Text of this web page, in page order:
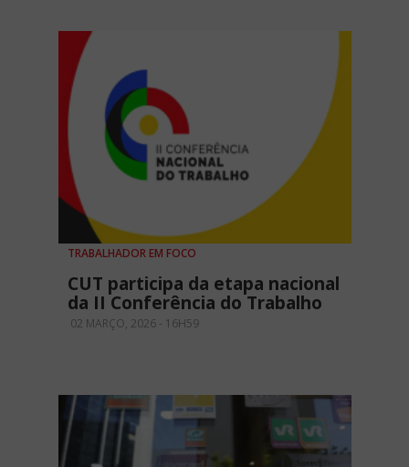
TRABALHADOR EM FOCO
CUT participa da etapa nacional
da II Conferência do Trabalho
02 MARÇO, 2026 - 16H59